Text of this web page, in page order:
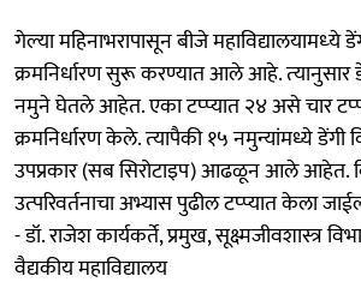
गेल्‍या महिनाभरापासून बीजे
क्रमनिर्धारण सुरू करण्यात आले आहे. त्‍यानुसार
नमुने घेतले आहेत. एका टप्प्यात २४ असे चार
क्रमनिर्धारण केले. त्‍यापैकी १५ नमुन्यांमध्ये
उपप्रकार (सब सिरोटाइप) आढळून आले आहेत.
उत्‍परिवर्तनाचा अभ्यास पुढील टप्प्यात केला
- डॉ. राजेश कार्यकर्ते, प्रमुख, सूक्ष्मजीवशास्त्र
वैद्यकीय महाविद्यालय